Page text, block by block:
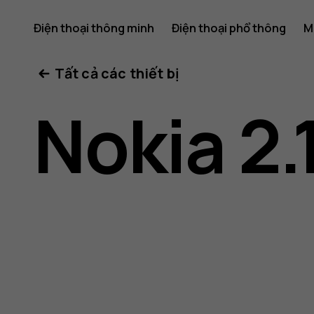
Hướng
dẫn
sử
Điện thoại thông minh Điện thoại phổ thông
Tất cả các thiết bị
Nokia